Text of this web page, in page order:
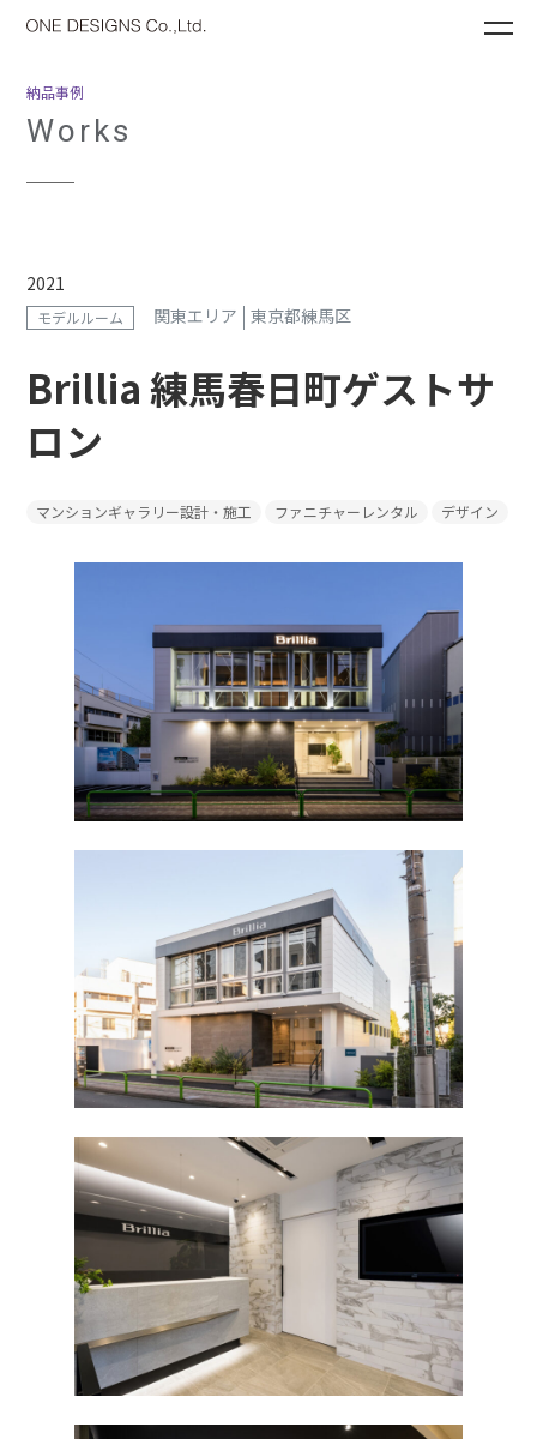
納品事例
Works
2021
モデルルーム 関東エリア 東京都練馬区
Brillia 練馬春日町ゲストサ
ロン
マンションギャラリー設計・施工 ファニチャーレンタル デザイン